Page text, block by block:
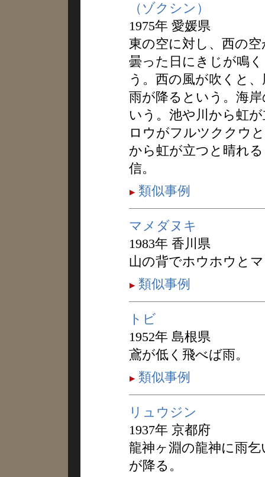
（ゾクシン）
1975年 愛媛県
東の空に対し、西の
曇った日にきじが鳴
う。西の風が吹くと
雨が降るという。海
いう。池や川から虹
ロウがフルツククウ
から虹が立つと晴れ
信。
類似事例
マメダヌキ
1983年 香川県
山の背でホウホウと
類似事例
トビ
1952年 島根県
鳶が低く飛べば雨。
類似事例
リュウジン
1937年 京都府
龍神ヶ淵の龍神に雨
が降る。